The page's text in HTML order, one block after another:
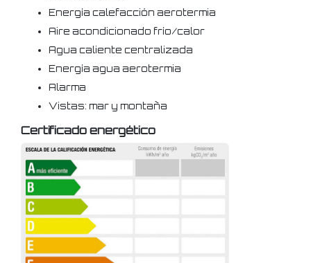
Energía calefacción aerotermia
Aire acondicionado frío/calor
Agua caliente centralizada
Energía agua aerotermia
Alarma
Vistas: mar y montaña
Certificado energético